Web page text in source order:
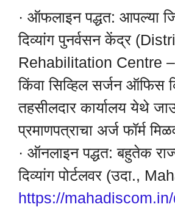
· ऑफलाइन पद्धत: आपल्या
दिव्यांग पुनर्वसन केंद्र
Rehabilitation Centre
किंवा सिव्हिल सर्जन ऑफिस
तहसीलदार कार्यालय येथे
प्रमाणपत्राचा अर्ज फॉर्म
· ऑनलाइन पद्धत: बहुतेक
दिव्यांग पोर्टलवर (उदा.,
https://